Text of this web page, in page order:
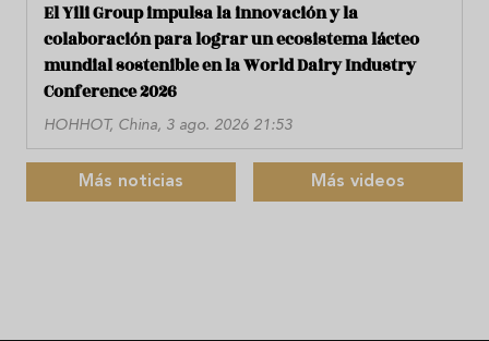
El Yili Group impulsa la innovación y la
colaboración para lograr un ecosistema lácteo
mundial sostenible en la World Dairy Industry
Conference 2026
HOHHOT, China, 3 ago. 2026 21:53
Más noticias Más videos